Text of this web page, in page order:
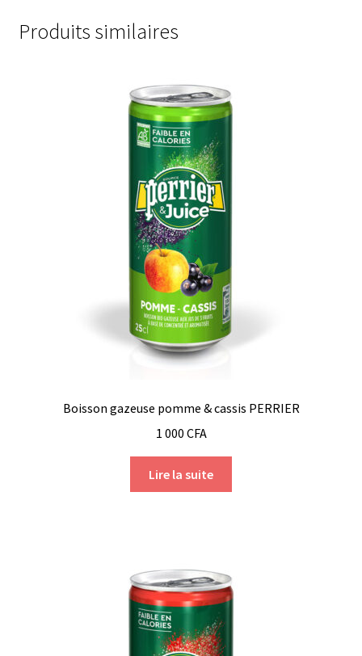
Produits similaires
Boisson gazeuse pomme & cassis PERRIER
1 000 CFA
Lire la suite